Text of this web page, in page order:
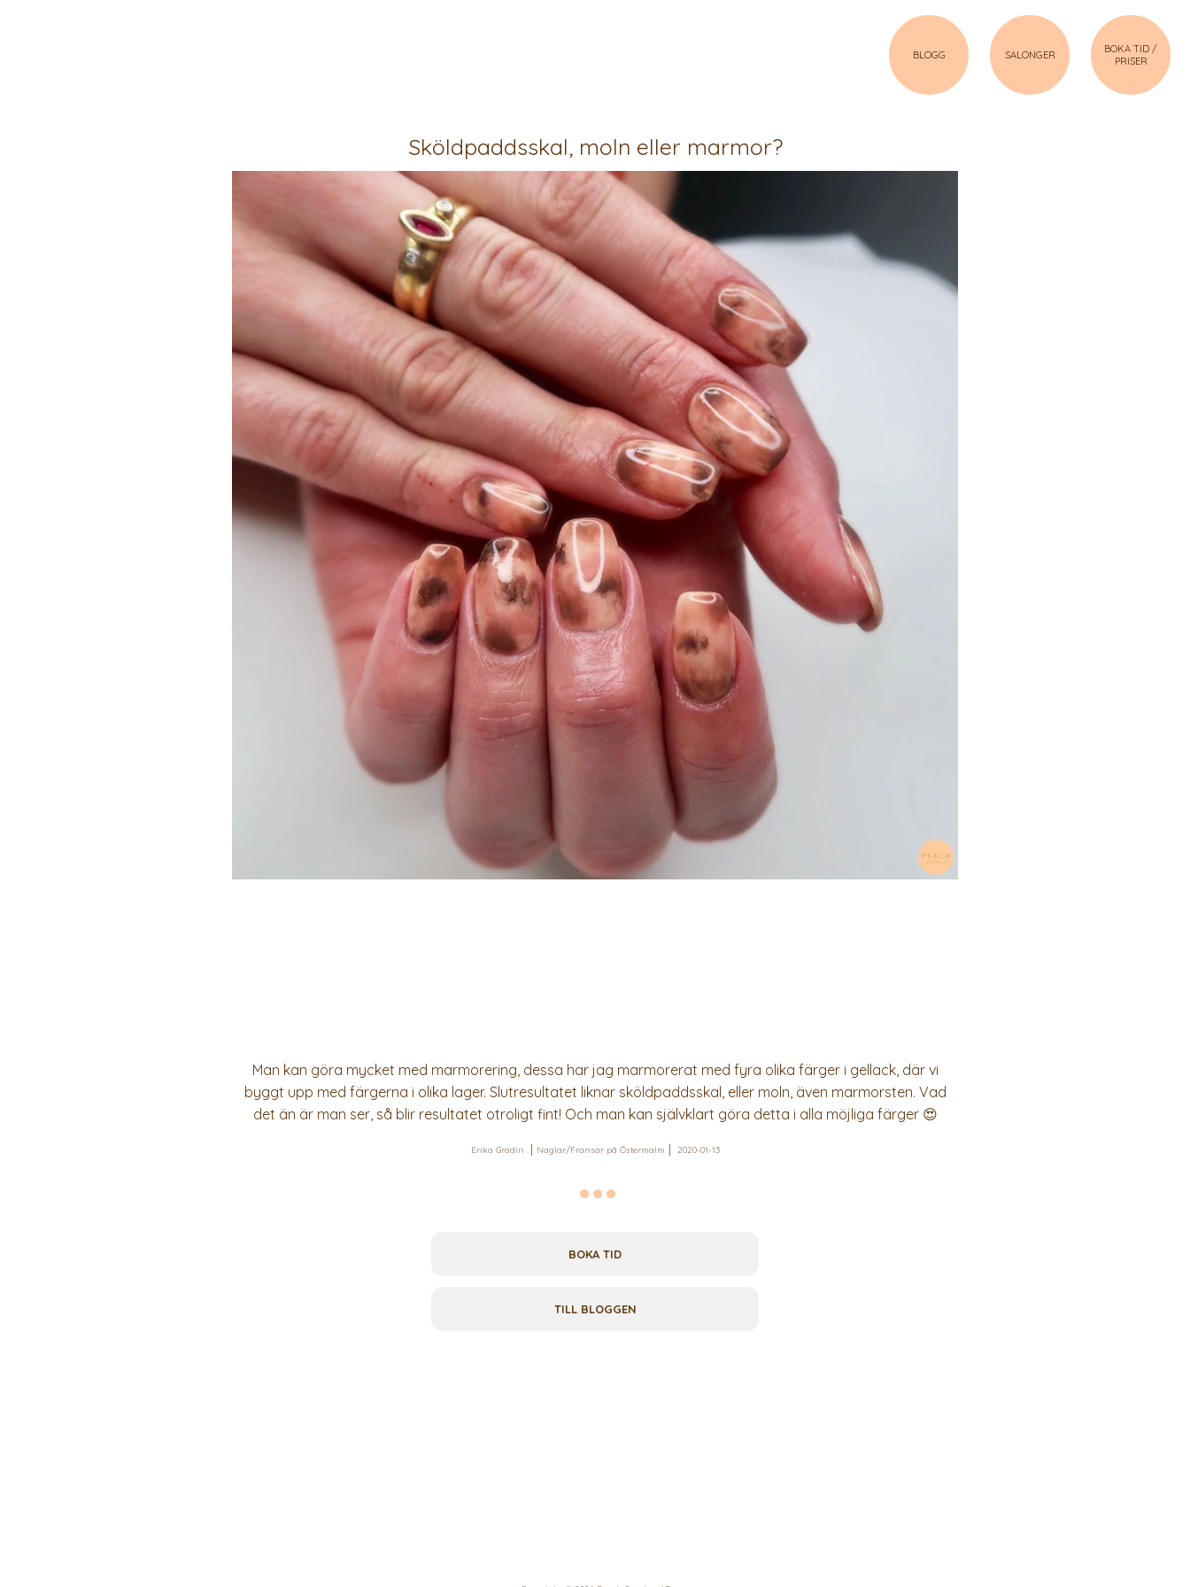
BLOGG SALONGER
BOKA TID /
PRISER
Sköldpaddsskal, moln eller marmor?
Man kan göra mycket med marmorering, dessa har jag marmorerat med fyra olika färger i gellack, där vi
byggt upp med färgerna i olika lager. Slutresultatet liknar sköldpaddsskal, eller moln, även marmorsten. Vad
det än är man ser, så blir resultatet otroligt fint! Och man kan självklart göra detta i alla möjliga färger 😍
Erika Gradin Naglar/Fransar på Östermalm 2020-01-13
BOKA TID
TILL BLOGGEN